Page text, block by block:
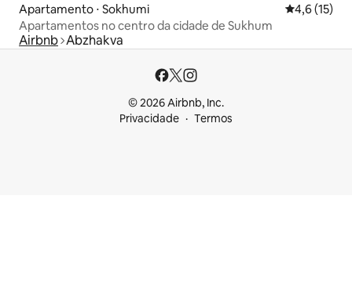
Apartamento ⋅ Sokhumi 4,6 de uma
4,6 (15)
Apartamentos no centro da cidade de Sukhum
Airbnb Abzhakva
© 2026 Airbnb, Inc.
Privacidade
Termos